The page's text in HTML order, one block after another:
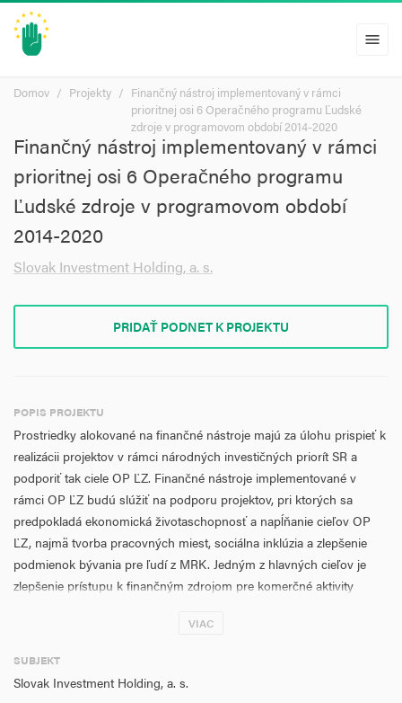
menu
Domov Projekty
Finančný nástroj implementovaný v rámci
prioritnej osi 6 Operačného programu Ľudské
zdroje v programovom období 2014-2020
Finančný nástroj implementovaný v rámci
prioritnej osi 6 Operačného programu
Ľudské zdroje v programovom období
2014-2020
Slovak Investment Holding, a. s.
PRIDAŤ PODNET K PROJEKTU
POPIS PROJEKTU
Prostriedky alokované na finančné nástroje majú za úlohu prispieť k
realizácii projektov v rámci národných investičných priorít SR a
podporiť tak ciele OP ĽZ. Finančné nástroje implementované v
rámci OP ĽZ budú slúžiť na podporu projektov, pri ktorých sa
predpokladá ekonomická životaschopnosť a napĺňanie cieľov OP
ĽZ, najmä tvorba pracovných miest, sociálna inklúzia a zlepšenie
podmienok bývania pre ľudí z MRK. Jedným z hlavných cieľov je
zlepšenie prístupu k finančným zdrojom pre komerčné aktivity
kapitálu a investícií, zlepšiť prístup dlhodobo nezamestnaných na
sociálnu inklúziu a zlepšiť podmienky bývania pre ľudí z MRK. SZRB
VIAC
SUBJEKT
Slovak Investment Holding, a. s.